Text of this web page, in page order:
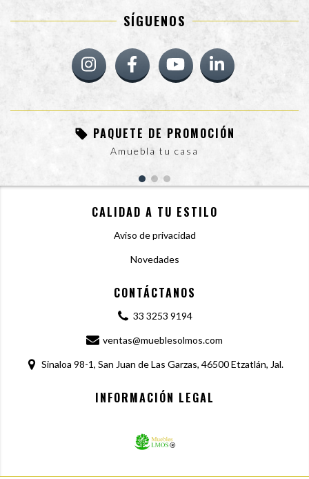
SÍGUENOS
PAQUETE DE PROMOCIÓN
Amuebla tu casa
CALIDAD A TU ESTILO
Aviso de privacidad
Novedades
CONTÁCTANOS
33 3253 9194
ventas@mueblesolmos.com
Sinaloa 98-1, San Juan de Las Garzas, 46500 Etzatlán, Jal.
INFORMACIÓN LEGAL